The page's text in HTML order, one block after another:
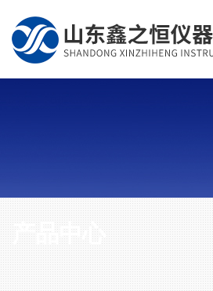
产品中心